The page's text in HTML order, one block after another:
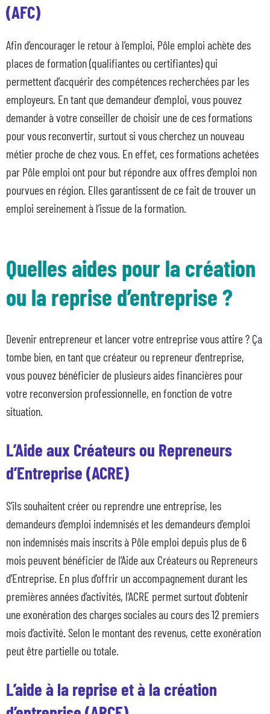
(AFC)
Afin d’encourager le retour à l’emploi, Pôle emploi achète des
places de formation (qualifiantes ou certifiantes) qui
permettent d’acquérir des compétences recherchées par les
employeurs. En tant que demandeur d’emploi, vous pouvez
demander à votre conseiller de choisir une de ces formations
pour vous reconvertir, surtout si vous cherchez un nouveau
métier proche de chez vous. En effet, ces formations achetées
par Pôle emploi ont pour but répondre aux offres d’emploi non
pourvues en région. Elles garantissent de ce fait de trouver un
emploi sereinement à l’issue de la formation.
Quelles aides pour la création
ou la reprise d’entreprise ?
Devenir entrepreneur et lancer votre entreprise vous attire ? Ça
tombe bien, en tant que créateur ou repreneur d’entreprise,
vous pouvez bénéficier de plusieurs aides financières pour
votre reconversion professionnelle, en fonction de votre
situation.
L’Aide aux Créateurs ou Repreneurs
d’Entreprise (ACRE)
S’ils souhaitent créer ou reprendre une entreprise, les
demandeurs d’emploi indemnisés et les demandeurs d’emploi
non indemnisés mais inscrits à Pôle emploi depuis plus de 6
mois peuvent bénéficier de l’Aide aux Créateurs ou Repreneurs
d’Entreprise. En plus d’offrir un accompagnement durant les
premières années d’activités, l’ACRE permet surtout d’obtenir
une exonération des charges sociales au cours des 12 premiers
mois d’activité. Selon le montant des revenus, cette exonération
peut être partielle ou totale.
L’aide à la reprise et à la création